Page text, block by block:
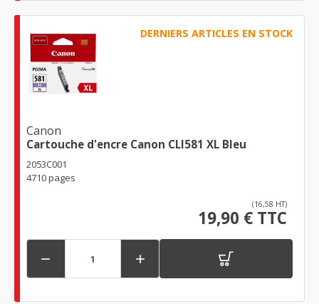
DERNIERS ARTICLES EN STOCK
Canon
Cartouche d'encre Canon CLI581 XL Bleu
2053C001
4710 pages
(16,58 HT)
19,90 € TTC
 